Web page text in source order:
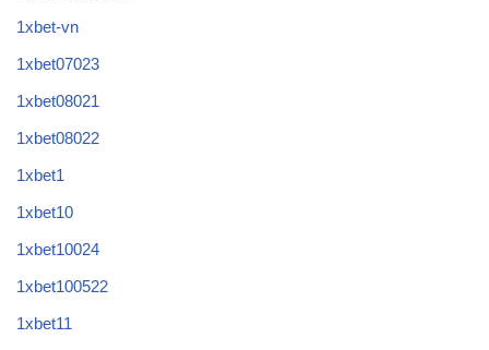
1xbet-vn
1xbet07023
1xbet08021
1xbet08022
1xbet1
1xbet10
1xbet10024
1xbet100522
1xbet11